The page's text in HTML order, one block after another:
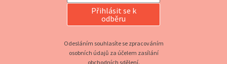
Přihlásit se k
odběru
Odesláním souhlasíte se zpracováním
osobních údajů za účelem zasílání
obchodních sdělení.